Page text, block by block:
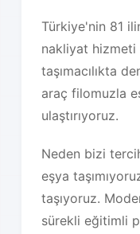
Türkiye'nin 81
nakliyat
taşımacılıkta
araç filomuzla
ulaştırıyoruz.
Neden bizi
eşya
taşıyoruz.
sürekli eğitimli